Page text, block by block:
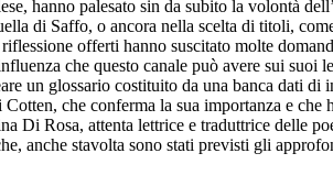
hanno palesato sin da subito la volontà
di Saffo, o ancora nella scelta di titoli,
offerti hanno suscitato molte
che questo canale può avere sui
un glossario costituito da una banca dati
che conferma la sua importanza e
Di Rosa, attenta lettrice e traduttrice delle
anche stavolta sono stati previsti gli